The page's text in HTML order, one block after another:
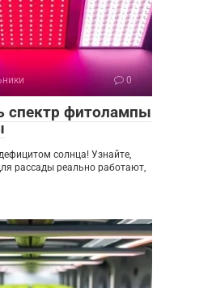
0
спектр фитолампы
солнца! Узнайте,
рассады реально работают,